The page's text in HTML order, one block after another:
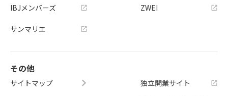
IBJメンバーズ
サンマリエ
ZWEI
その他
サイトマップ
独立開業サイト